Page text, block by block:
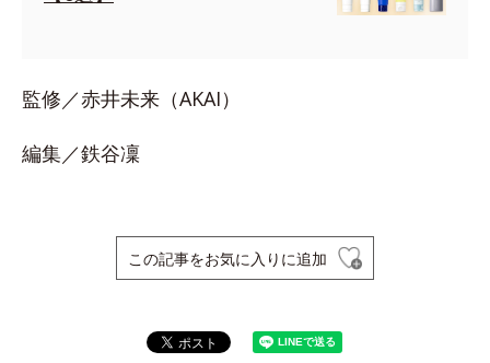
監修／赤井未来（AKAI）
編集／鉄谷凜
この記事をお気に入りに追加